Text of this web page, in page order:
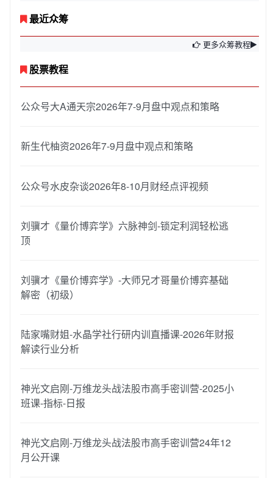
最近众筹
更多众筹教程
股票教程
公众号大A通天宗2026年7-9月盘中观点和策略
新生代柚资2026年7-9月盘中观点和策略
公众号水皮杂谈2026年8-10月财经点评视频
刘骥才《量价博弈学》六脉神剑-锁定利润轻松逃
顶
刘骥才《量价博弈学》-大师兄才哥量价博弈基础
解密（初级）
陆家嘴财姐-水晶学社行研内训直播课-2026年财报
解读行业分析
神光文启刚-万维龙头战法股市高手密训营-2025小
班课-指标-日报
神光文启刚-万维龙头战法股市高手密训营24年12
月公开课